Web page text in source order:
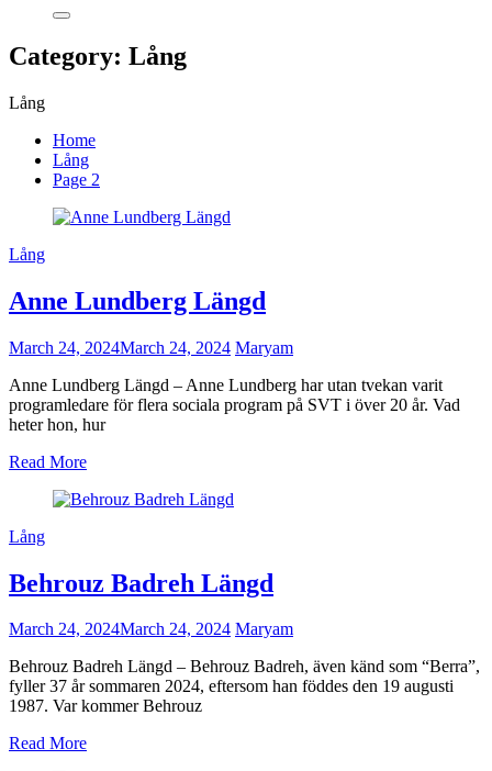
Category: Lång
Lång
Home
Lång
Page 2
Lång
Anne Lundberg Längd
March 24, 2024March 24, 2024 Maryam
Anne Lundberg Längd – Anne Lundberg har utan tvekan varit
programledare för flera sociala program på SVT i över 20 år. Vad
heter hon, hur
Read More
Lång
Behrouz Badreh Längd
March 24, 2024March 24, 2024 Maryam
Behrouz Badreh Längd – Behrouz Badreh, även känd som “Berra”,
fyller 37 år sommaren 2024, eftersom han föddes den 19 augusti
1987. Var kommer Behrouz
Read More